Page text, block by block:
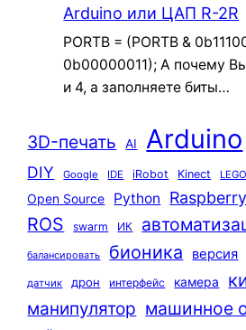
Arduino или ЦАП R-2R
PORTB = (PORTB &
0b00000011); А почему
и 4, а заполняете биты…
3D-печать AI Arduino
DIY Google IDE iRobot Kinect LEGO
Open Source Python
ROS swarm ИК
балансировать бионика версия
датчик дрон интерфейс камера
манипулятор машинное